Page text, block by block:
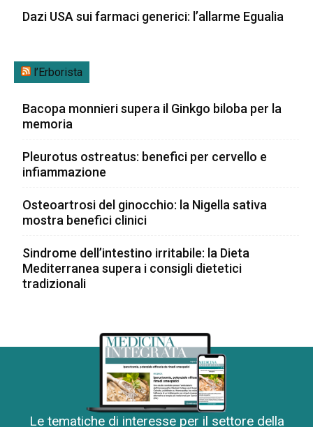
Dazi USA sui farmaci generici: l’allarme Egualia
l’Erborista
Bacopa monnieri supera il Ginkgo biloba per la
memoria
Pleurotus ostreatus: benefici per cervello e
infiammazione
Osteoartrosi del ginocchio: la Nigella sativa
mostra benefici clinici
Sindrome dell’intestino irritabile: la Dieta
Mediterranea supera i consigli dietetici
tradizionali
Le tematiche di interesse per il settore della